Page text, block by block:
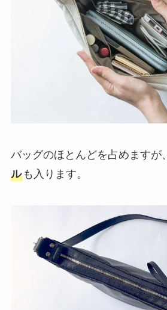
バッグのほとんどを占めますが、
ルも入ります。